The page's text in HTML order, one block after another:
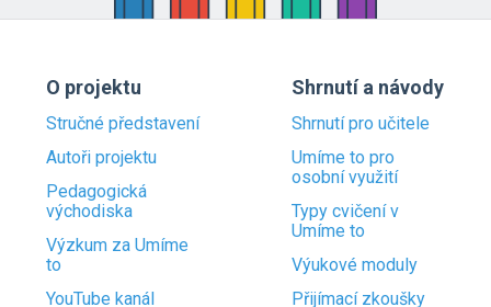
O projektu
Stručné představení
Autoři projektu
Pedagogická
východiska
Výzkum za Umíme
to
YouTube kanál
Shrnutí a návody
Shrnutí pro učitele
Umíme to pro
osobní využití
Typy cvičení v
Umíme to
Výukové moduly
Přijímací zkoušky